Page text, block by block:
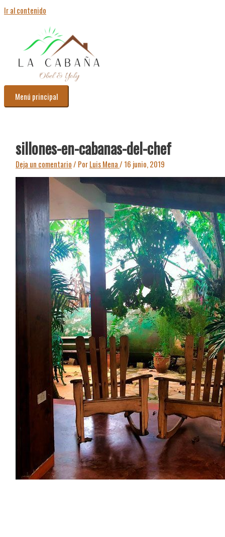
Ir al contenido
Menú principal
sillones-en-cabanas-del-chef
Deja un comentario/ PorLuis Mena/ 16 junio, 2019